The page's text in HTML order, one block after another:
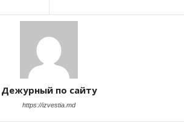
Дежурный по сайту
https://izvestia.md